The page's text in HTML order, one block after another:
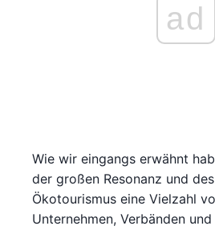
ad
Wie wir eingangs erwähnt
der großen Resonanz und
Ökotourismus eine Vielzahl
Unternehmen, Verbänden